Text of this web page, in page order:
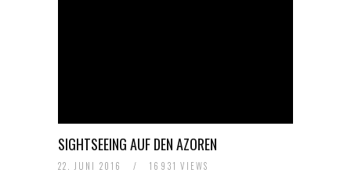
SIGHTSEEING AUF DEN AZOREN
22. JUNI 2016 / 16931 VIEWS